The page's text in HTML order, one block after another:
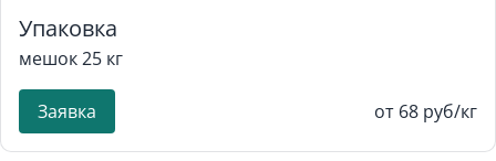
Упаковка
мешок 25 кг
Заявка от 68 руб/кг